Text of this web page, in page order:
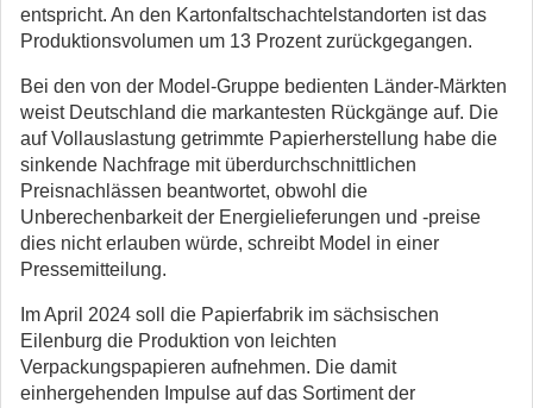
entspricht. An den Kartonfaltschachtelstandorten ist das
Produktionsvolumen um 13 Prozent zurückgegangen.
Bei den von der Model-Gruppe bedienten Länder-Märkten
weist Deutschland die markantesten Rückgänge auf. Die
auf Vollauslastung getrimmte Papierherstellung habe die
sinkende Nachfrage mit überdurchschnittlichen
Preisnachlässen beantwortet, obwohl die
Unberechenbarkeit der Energielieferungen und -preise
dies nicht erlauben würde, schreibt Model in einer
Pressemitteilung.
Im April 2024 soll die Papierfabrik im sächsischen
Eilenburg die Produktion von leichten
Verpackungspapieren aufnehmen. Die damit
einhergehenden Impulse auf das Sortiment der